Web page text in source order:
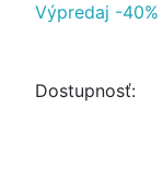
Výpredaj -40%
Dostupnosť: